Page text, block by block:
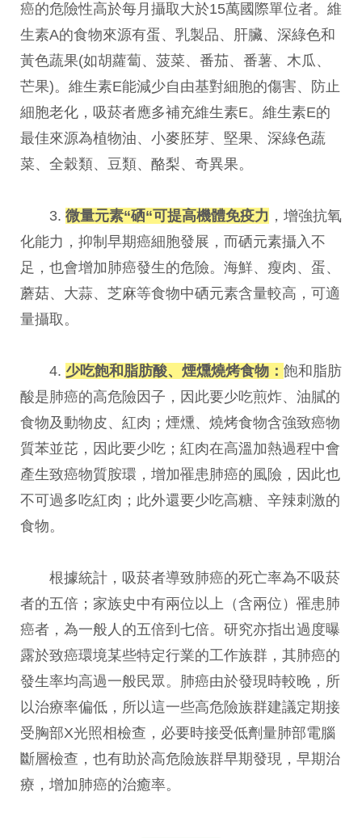
癌的危險性高於每月攝取大於15萬國際單位者。維
生素A的食物來源有蛋、乳製品、肝臟、深綠色和
黃色蔬果(如胡蘿蔔、菠菜、番茄、番薯、木瓜、
芒果)。維生素E能減少自由基對細胞的傷害、防止
細胞老化，吸菸者應多補充維生素E。維生素E的
最佳來源為植物油、小麥胚芽、堅果、深綠色蔬
菜、全穀類、豆類、酪梨、奇異果。
3. 微量元素“硒“可提高機體免疫力 ，增強抗氧
化能力，抑制早期癌細胞發展，而硒元素攝入不
足，也會增加肺癌發生的危險。海鮮、瘦肉、蛋、
蘑菇、大蒜、芝麻等食物中硒元素含量較高，可適
量攝取。
4. 少吃飽和脂肪酸、煙燻燒烤食物： 飽和脂肪
酸是肺癌的高危險因子，因此要少吃煎炸、油膩的
食物及動物皮、紅肉；煙燻、燒烤食物含強致癌物
質苯並芘，因此要少吃；紅肉在高溫加熱過程中會
產生致癌物質胺環，增加罹患肺癌的風險，因此也
不可過多吃紅肉；此外還要少吃高糖、辛辣刺激的
食物。
根據統計，吸菸者導致肺癌的死亡率為不吸菸
者的五倍；家族史中有兩位以上（含兩位）罹患肺
癌者，為一般人的五倍到七倍。研究亦指出過度曝
露於致癌環境某些特定行業的工作族群，其肺癌的
發生率均高過一般民眾。肺癌由於發現時較晚，所
以治療率偏低，所以這一些高危險族群建議定期接
受胸部X光照相檢查，必要時接受低劑量肺部電腦
斷層檢查，也有助於高危險族群早期發現，早期治
療，增加肺癌的治癒率。